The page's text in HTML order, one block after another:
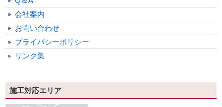
会社案内
お問い合わせ
プライバシーポリシー
リンク集
施工対応エリア